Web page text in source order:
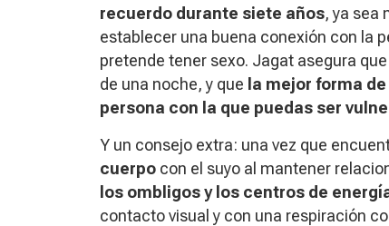
recuerdo durante siete años, ya sea
establecer una buena conexión con la
pretende tener sexo. Jagat asegura
de una noche, y que la mejor forma
persona con la que puedas ser
Y un consejo extra: una vez que
cuerpo con el suyo al mantener
los ombligos y los centros de
contacto visual y con una respiración